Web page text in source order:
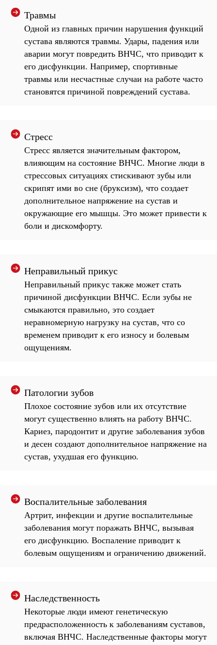
Травмы
Одной из главных причин нарушения функций
сустава являются травмы. Удары, падения или
аварии могут повредить ВНЧС, что приводит к
его дисфункции. Например, спортивные
травмы или несчастные случаи на работе часто
становятся причиной повреждений сустава.
Стресс
Стресс является значительным фактором,
влияющим на состояние ВНЧС. Многие люди в
стрессовых ситуациях стискивают зубы или
скрипят ими во сне (бруксизм), что создает
дополнительное напряжение на сустав и
окружающие его мышцы. Это может привести к
боли и дискомфорту.
Неправильный прикус
Неправильный прикус также может стать
причиной дисфункции ВНЧС. Если зубы не
смыкаются правильно, это создает
неравномерную нагрузку на сустав, что со
временем приводит к его износу и болевым
ощущениям.
Патологии зубов
Плохое состояние зубов или их отсутствие
могут существенно влиять на работу ВНЧС.
Кариез, пародонтит и другие заболевания зубов
и десен создают дополнительное напряжение на
сустав, ухудшая его функцию.
Воспалительные заболевания
Артрит, инфекции и другие воспалительные
заболевания могут поражать ВНЧС, вызывая
его дисфункцию. Воспаление приводит к
болевым ощущениям и ограничению движений.
Наследственность
Некоторые люди имеют генетическую
предрасположенность к заболеваниям суставов,
включая ВНЧС. Наследственные факторы могут